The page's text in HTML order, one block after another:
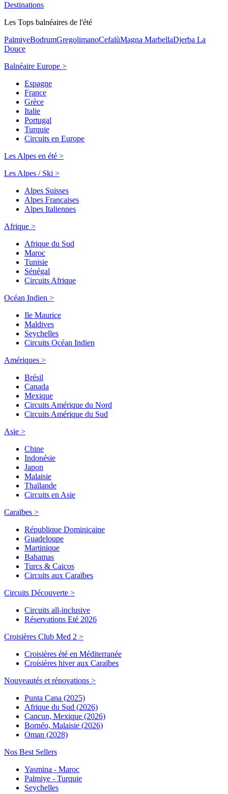
Destinations
Les Tops balnéaires de l'été
PalmiyeBodrumGregolimanoCefalùMagna MarbellaDjerba La
Douce
Balnéaire Europe >
Espagne
France
Grèce
Italie
Portugal
Turquie
Circuits en Europe
Les Alpes en été >
Les Alpes / Ski >
Alpes Suisses
Alpes Francaises
Alpes Italiennes
Afrique >
Afrique du Sud
Maroc
Tunisie
Sénégal
Circuits Afrique
Océan Indien >
Ile Maurice
Maldives
Seychelles
Circuits Océan Indien
Amériques >
Brésil
Canada
Mexique
Circuits Amérique du Nord
Circuits Amérique du Sud
Asie >
Chine
Indonésie
Japon
Malaisie
Thaïlande
Circuits en Asie
Caraïbes >
République Dominicaine
Guadeloupe
Martinique
Bahamas
Turcs & Caicos
Circuits aux Caraïbes
Circuits Découverte >
Circuits all-inclusive
Réservations Eté 2026
Croisières Club Med 2 >
Croisières été en Méditerranée
Croisières hiver aux Caraïbes
Nouveautés et rénovations >
Punta Cana (2025)
Afrique du Sud (2026)
Cancun, Mexique (2026)
Bornéo, Malaisie (2026)
Oman (2028)
Nos Best Sellers
Yasmina - Maroc
Palmiye - Turquie
Seychelles